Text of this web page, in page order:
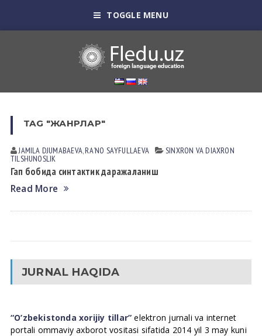
TOGGLE MENU
TAG "ЖАНРЛАР"
JAMILA DJUMАBАEVА,RAʼNO SАYFULLАEVА SINXRON VА DIАXRON
TILSHUNOSLIK
Гап бобида синтактик даражаланиш
Read More
JURNAL HAQIDA
“O’zbekistonda xorijiy tillar” elektron jurnali va internet
portali ommaviy axborot vositasi sifatida 2014 yil 3 may kuni